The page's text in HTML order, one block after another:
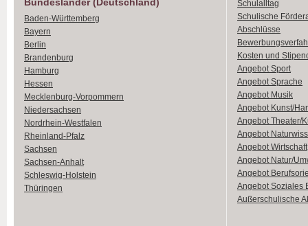
Baden-Württemberg
Bayern
Berlin
Brandenburg
Hamburg
Hessen
Mecklenburg-Vorpommern
Niedersachsen
Nordrhein-Westfalen
Rheinland-Pfalz
Sachsen
Sachsen-Anhalt
Schleswig-Holstein
Thüringen
Schulalltag
Schulische
Abschlüsse
Kosten und
Angebot Sport
Angebot Sprache
Angebot Musik
Angebot Kunst/
Angebot Theater/
Angebot
Angebot Wirtschaft
Angebot Natur/
Angebot
Angebot Soziales
Außerschulische